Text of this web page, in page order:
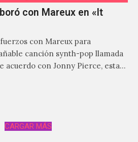
con Mareux en «It
con Mareux para
canción synth-pop llamada
acuerdo con Jonny Pierce, esta
CARGAR MÁS